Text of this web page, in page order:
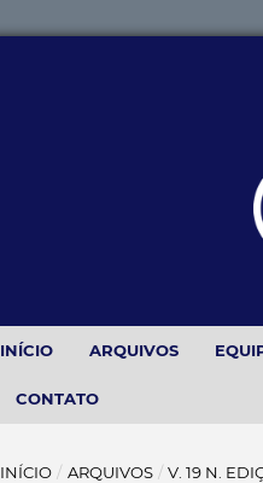
INÍCIO ARQUIVOS
CONTATO
INÍCIO / ARQUIVOS / V. 19 N.